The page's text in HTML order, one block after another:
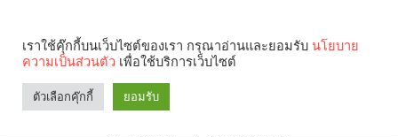
เราใช้คุ๊กกี้บนเว็บไซต์ของเรา กรุณาอ่านและยอมรับ นโยบาย
ความเป็นส่วนตัว เพื่อใช้บริการเว็บไซต์
ตัวเลือกคุ๊กกี้ ยอมรับ